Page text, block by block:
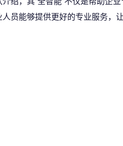
人员能够提供更好的专业服务，